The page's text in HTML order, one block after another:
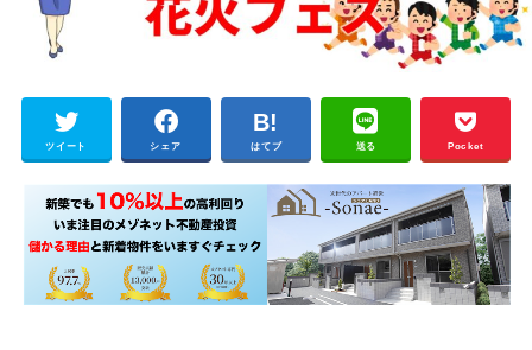
ツイート シェア はてブ 送る Pocket